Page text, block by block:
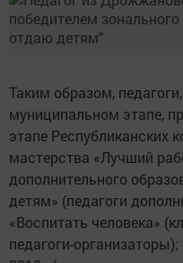
Таким образом,
муниципальном этапе,
этапе Республиканских
мастерства «Лучший
дополнительного
детям» (педагоги
«Воспитать человека»
педагоги-